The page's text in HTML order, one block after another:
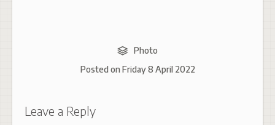
Photo
Posted on Friday 8 April 2022
Leave a Reply